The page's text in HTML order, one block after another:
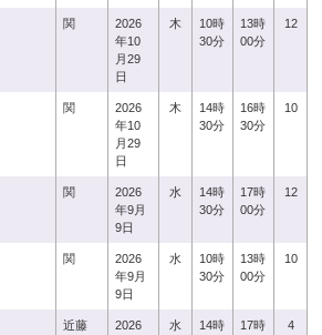
関
2026
年10
月29
日
木
10時
30分
13時
00分
12
関
2026
年10
月29
日
木
14時
30分
16時
30分
10
関
2026
年9月
9日
水
14時
30分
17時
00分
12
関
2026
年9月
9日
水
10時
30分
13時
00分
10
近藤
2026
水
14時
17時
4